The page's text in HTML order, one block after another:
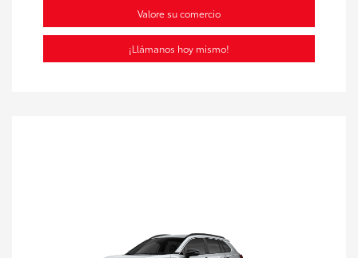
Valore su comercio
¡Llámanos hoy mismo!